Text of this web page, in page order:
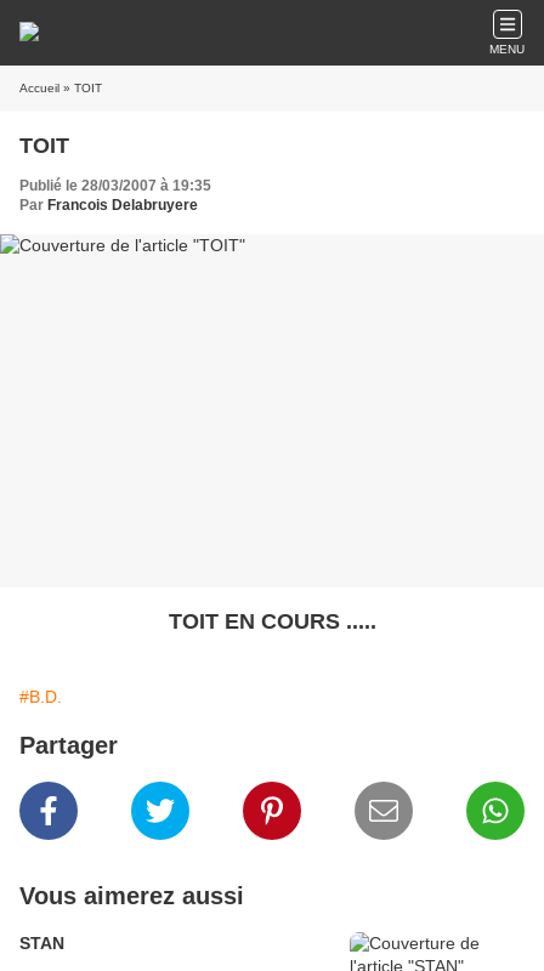
MENU
Accueil » TOIT
TOIT
Publié le 28/03/2007 à 19:35
Par Francois Delabruyere
TOIT EN COURS .....
#B.D.
Partager
Vous aimerez aussi
STAN